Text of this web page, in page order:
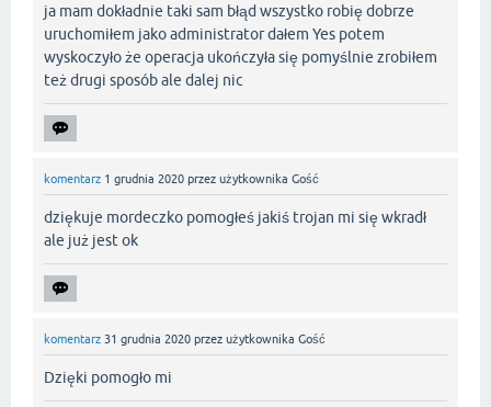
ja mam dokładnie taki sam błąd wszystko robię dobrze
uruchomiłem jako administrator dałem Yes potem
wyskoczyło że operacja ukończyła się pomyślnie zrobiłem
też drugi sposób ale dalej nic
komentarz 1 grudnia 2020 przez użytkownika Gość
dziękuje mordeczko pomogłeś jakiś trojan mi się wkradł
ale już jest ok
komentarz 31 grudnia 2020 przez użytkownika Gość
Dzięki pomogło mi